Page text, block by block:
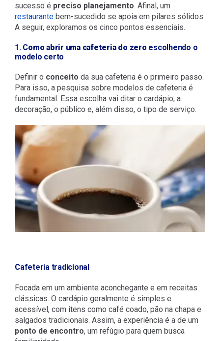
sucesso é preciso planejamento. Afinal, um
restaurante bem-sucedido se apoia em pilares sólidos.
A seguir, exploramos os cinco pontos essenciais.
1. Como abrir uma cafeteria do zero escolhendo o
modelo certo
Definir o conceito da sua cafeteria é o primeiro passo.
Para isso, a pesquisa sobre modelos de cafeteria é
fundamental. Essa escolha vai ditar o cardápio, a
decoração, o público e, além disso, o tipo de serviço.
Cafeteria tradicional
Focada em um ambiente aconchegante e em receitas
clássicas. O cardápio geralmente é simples e
acessível, com itens como café coado, pão na chapa e
salgados tradicionais. Assim, a experiência é a de um
ponto de encontro, um refúgio para quem busca